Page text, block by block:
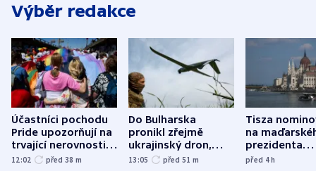
Výběr redakce
Účastníci pochodu
Pride upozorňují na
trvající nerovnosti i
společenskou
12:02 před 38 m
Do Bulharska
pronikl zřejmě
ukrajinský dron,
explodoval kilometr
13:05 před 51 m
Tisza
na
prezidenta
bývalého
před 4h